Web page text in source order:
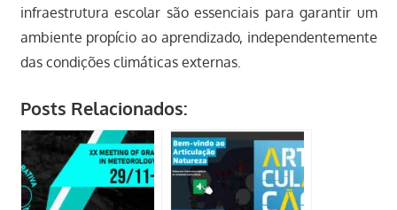
infraestrutura escolar são essenciais para garantir um
ambiente propício ao aprendizado, independentemente
das condições climáticas externas.
Posts Relacionados: